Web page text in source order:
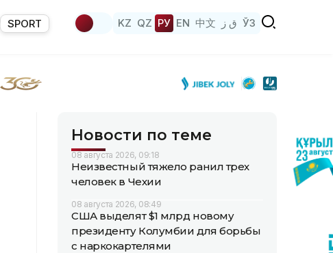
SPORT KZ QZ РУ EN 中文 ق ز ЎЗ
Новости по теме
08 августа 2026, 09:18
Неизвестный тяжело ранил трех
человек в Чехии
08 августа 2026, 08:49
США выделят $1 млрд новому
президенту Колумбии для борьбы
с наркокартелями